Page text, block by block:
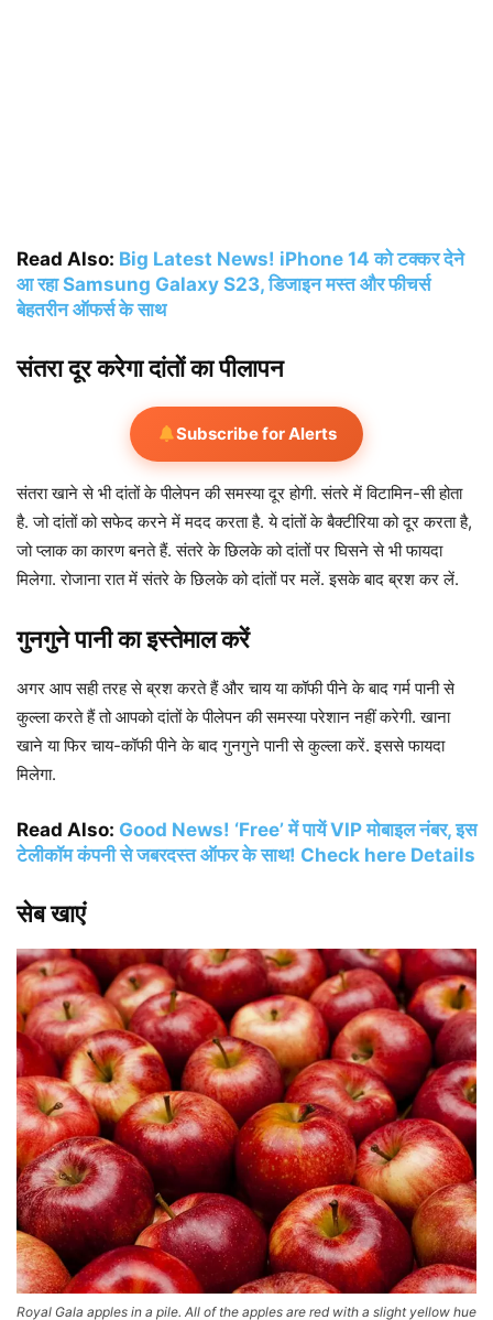
Read Also: Big Latest News! iPhone 14 को टक्कर देने
आ रहा Samsung Galaxy S23, डिजाइन मस्त और फीचर्स
बेहतरीन ऑफर्स के साथ
संतरा दूर करेगा दांतों का पीलापन
Subscribe for Alerts
संतरा खाने से भी दांतों के पीलेपन की समस्या दूर होगी. संतरे में विटामिन-सी होता
है. जो दांतों को सफेद करने में मदद करता है. ये दांतों के बैक्टीरिया को दूर करता है,
जो प्लाक का कारण बनते हैं. संतरे के छिलके को दांतों पर घिसने से भी फायदा
मिलेगा. रोजाना रात में संतरे के छिलके को दांतों पर मलें. इसके बाद ब्रश कर लें.
गुनगुने पानी का इस्तेमाल करें
अगर आप सही तरह से ब्रश करते हैं और चाय या कॉफी पीने के बाद गर्म पानी से
कुल्ला करते हैं तो आपको दांतों के पीलेपन की समस्या परेशान नहीं करेगी. खाना
खाने या फिर चाय-कॉफी पीने के बाद गुनगुने पानी से कुल्ला करें. इससे फायदा
मिलेगा.
Read Also: Good News! ‘Free’ में पायें VIP मोबाइल नंबर, इस
टेलीकॉम कंपनी से जबरदस्त ऑफर के साथ! Check here Details
सेब खाएं
Royal Gala apples in a pile. All of the apples are red with a slight yellow hue